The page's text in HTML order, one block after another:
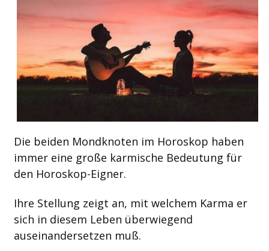
Die beiden Mondknoten im Horoskop haben
immer eine große karmische Bedeutung für
den Horoskop-Eigner.
Ihre Stellung zeigt an, mit welchem Karma er
sich in diesem Leben überwiegend
auseinandersetzen muß.